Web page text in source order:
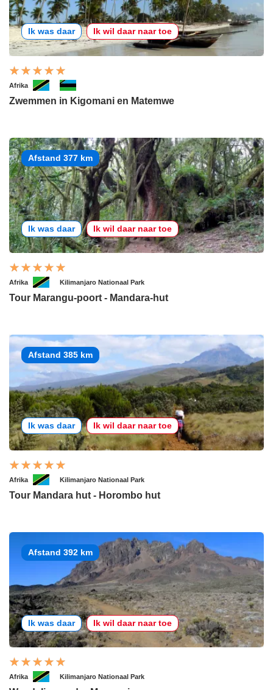
Ik was daar Ik wil daar naar toe
Afrika
Zwemmen in Kigomani en Matemwe
Afstand 377 km
Ik was daar Ik wil daar naar toe
Afrika Kilimanjaro Nationaal Park
Tour Marangu-poort - Mandara-hut
Afstand 385 km
Ik was daar Ik wil daar naar toe
Afrika Kilimanjaro Nationaal Park
Tour Mandara hut - Horombo hut
Afstand 392 km
Ik was daar Ik wil daar naar toe
Afrika Kilimanjaro Nationaal Park